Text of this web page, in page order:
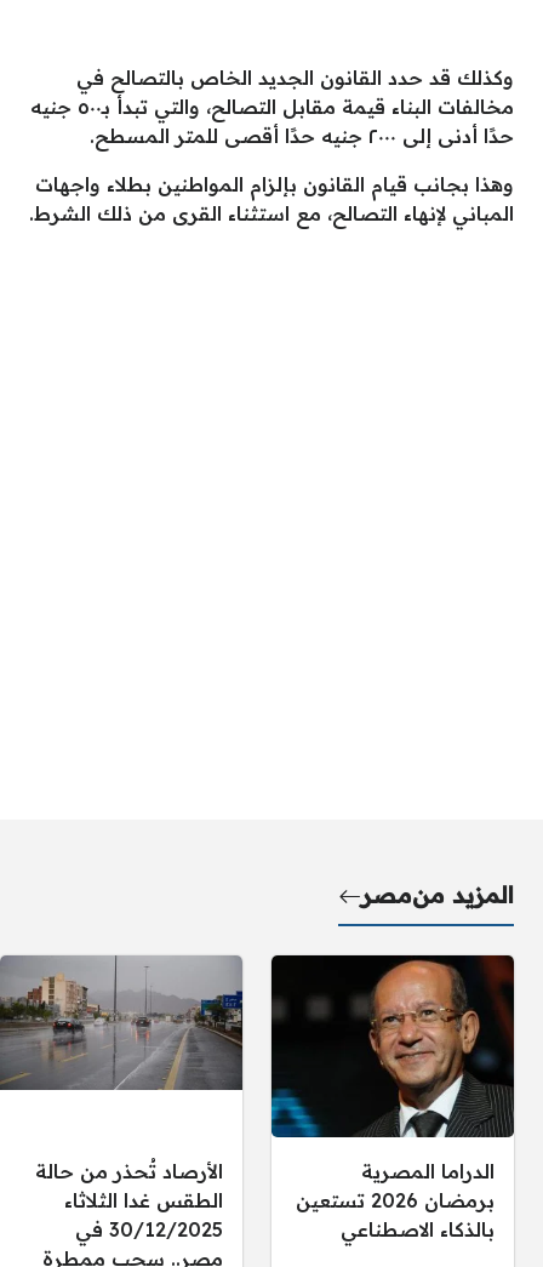
وكذلك قد حدد القانون الجديد الخاص بالتصالح في
مخالفات البناء قيمة مقابل التصالح، والتي تبدأ بـ٥٠٠ جنيه
حدًا أدنى إلى ٢٠٠٠ جنيه حدًا أقصى للمتر المسطح.
وهذا بجانب قيام القانون بإلزام المواطنين بطلاء واجهات
المباني لإنهاء التصالح، مع استثناء القرى من ذلك الشرط.
المزيد منمصر
الدراما المصرية
برمضان 2026 تستعين
بالذكاء الاصطناعي
الأرصاد تُحذر من حالة
الطقس غدا الثلاثاء
30/12/2025 في
مصر.. سحب ممطرة